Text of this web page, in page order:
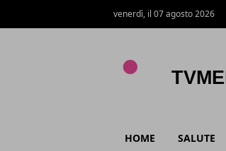
venerdì, il 07 agosto 2026
HOME SALUTE